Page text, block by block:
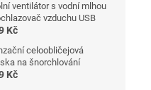
ventilátor s vodní mlhou
vzduchu USB
Kč
celoobličejová
​​na šnorchlování
Kč